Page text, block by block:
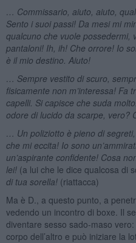
… Commissario, aiuto, aiuto,
Sento i suoi passi! Da mesi mi
qualcuno che vuole possedermi,
pantaloni! Ih, ih! Che orrore! Io
è il mio destino. Aiuto!
… Sempre vestito di scuro,
fisicamente non m’interessa! Fa
capelli. Si capisce che suda
odore di lucido da scarpe, vero?
… Un poliziotto è pieno di
che mi eccita! Io sono
un’aspirante confidente! Cosa
lei! (a lui che le dice qualcosa di
di tua sorella! (riattacca)
Ma è D., a questo punto, a
vedendo un incontro di boxe. Il
diventare sesso sado-maso
corpo dell’altro e può iniziare la